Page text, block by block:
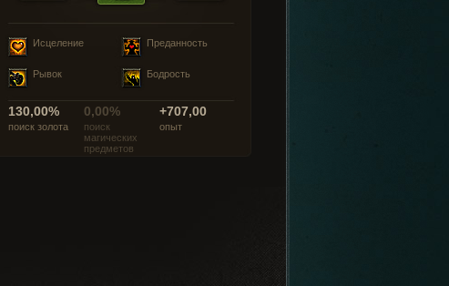
Исцеление Преданность
Рывок Бодрость
130,00%
поиск золота
0,00%
поиск
магических
предметов
+707,00
опыт